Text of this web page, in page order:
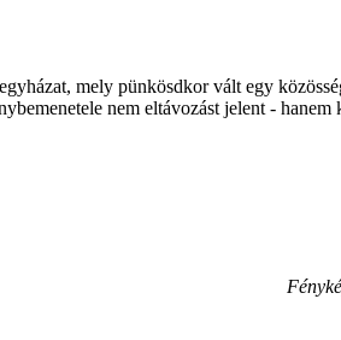
mely pünkösdkor vált egy
nem eltávozást jelent - hanem